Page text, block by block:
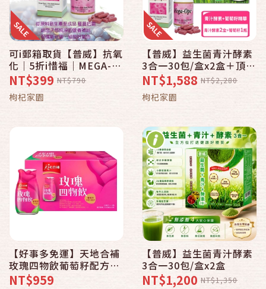
可i郵箱取貨【普威】抗氧
化｜5折i惜福｜MEGA-
OPC頂級葡萄籽精華膠囊
60粒/瓶
NT$399 NT$790
枸杞家園
【普威】益生菌青汁酵素
3合一30包/盒x2盒＋頂級
葡萄籽精華膠囊60粒(日
常內外調理組)
NT$1,588 NT$2,280
枸杞家園
【好事多免運】天地合補
玫瑰四物飲葡萄籽配方
120毫升 X 18入
NT$959
【普威】益生菌青汁酵素
3合一30包/盒x2盒
NT$1,200 NT$1,350